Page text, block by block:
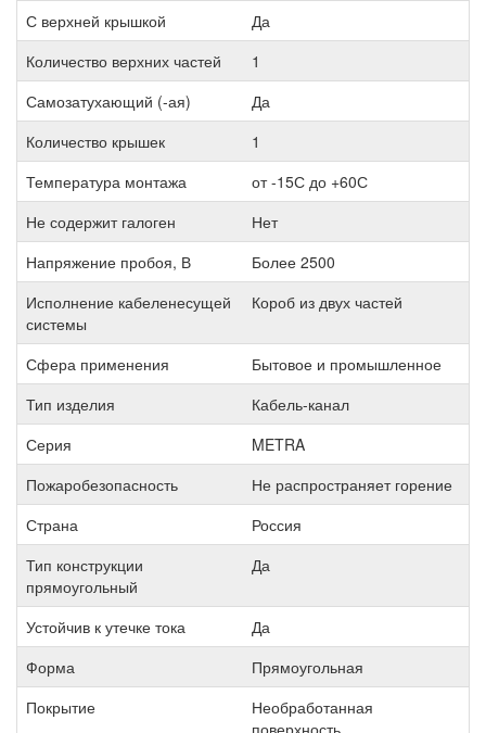
С верхней крышкой
Да
Количество верхних частей
1
Самозатухающий (-ая)
Да
Количество крышек
1
Температура монтажа
от -15С до +60С
Не содержит галоген
Нет
Напряжение пробоя, В
Более 2500
Исполнение кабеленесущей
системы
Короб из двух частей
Сфера применения
Бытовое и промышленное
Тип изделия
Кабель-канал
Серия
METRA
Пожаробезопасность
Не распространяет горение
Страна
Россия
Тип конструкции
прямоугольный
Да
Устойчив к утечке тока
Да
Форма
Прямоугольная
Покрытие
Необработанная
поверхность